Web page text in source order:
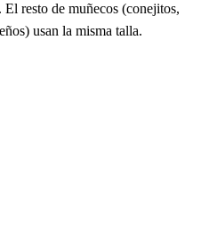
El resto de muñecos (conejitos,
usan la misma talla.